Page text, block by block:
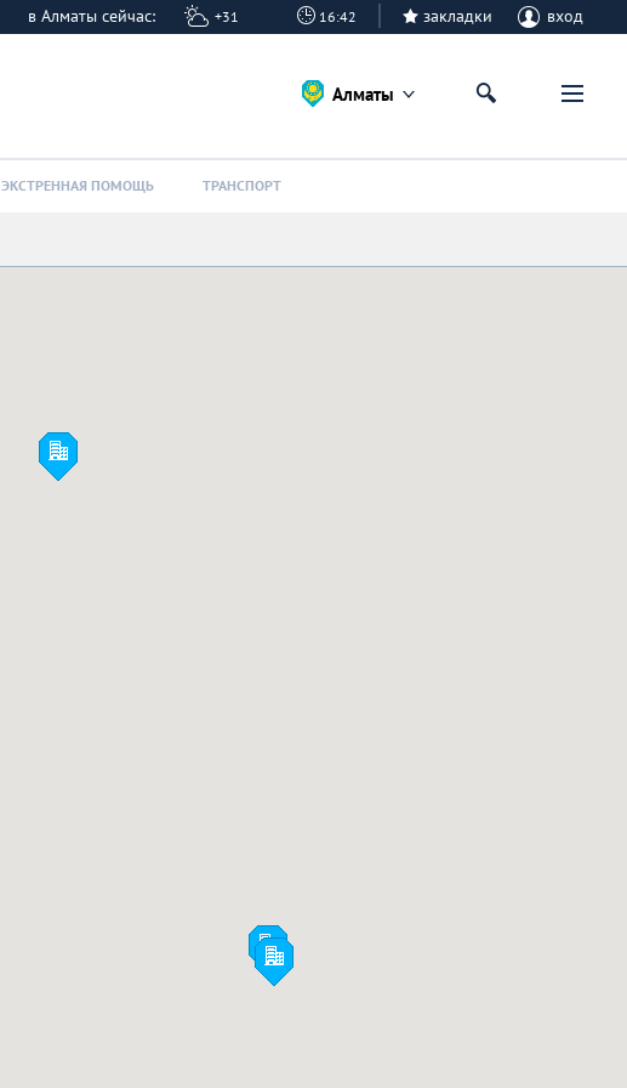
в Алматы сейчас: +31 16:42 закладки вход
Алматы
ЭКСТРЕННАЯ ПОМОЩЬ ТРАНСПОРТ